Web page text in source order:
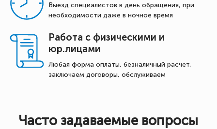
Выезд специалистов в день обращения, при
необходимости даже в ночное время
Работа с физическими и
юр.лицами
Любая форма оплаты, безналичный расчет,
заключаем договоры, обслуживаем
Часто задаваемые вопросы